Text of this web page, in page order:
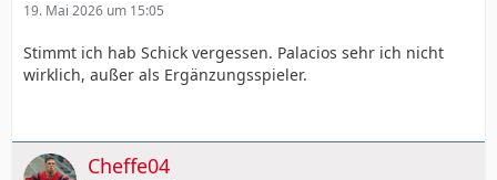
19. Mai 2026 um 15:05
Stimmt ich hab Schick vergessen. Palacios sehr ich nicht
wirklich, außer als Ergänzungsspieler.
Cheffe04